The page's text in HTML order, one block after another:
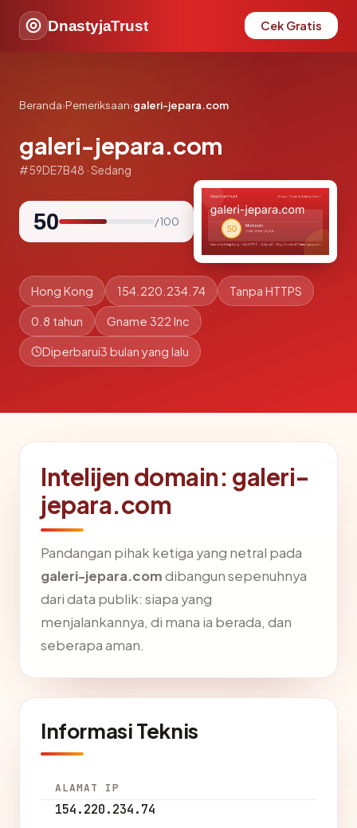
DnastyjaTrust Cek Gratis
Beranda›Pemeriksaan›galeri-jepara.com
galeri-jepara.com
#59DE7B48 · Sedang
50 / 100
Hong Kong 154.220.234.74 Tanpa HTTPS
0.8 tahun Gname 322 Inc
Diperbarui3 bulan yang lalu
Intelijen domain: galeri-
jepara.com
Pandangan pihak ketiga yang netral pada
galeri-jepara.comdibangun sepenuhnya
dari data publik: siapa yang
menjalankannya, di mana ia berada, dan
seberapa aman.
Informasi Teknis
ALAMAT IP
154.220.234.74